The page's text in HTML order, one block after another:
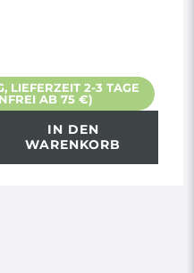
LIEFERZEIT 2-3 TAGE
AB 75 €)
IN DEN
WARENKORB